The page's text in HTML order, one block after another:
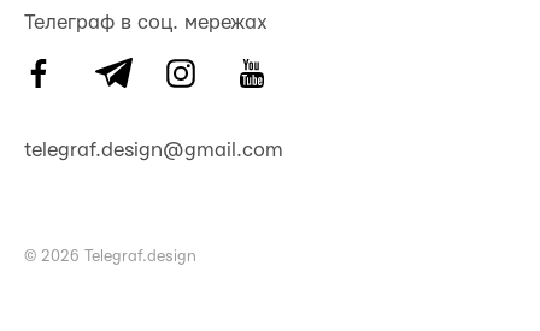
Телеграф в соц. мережах
telegraf.design@gmail.com
© 2026 Telegraf.design